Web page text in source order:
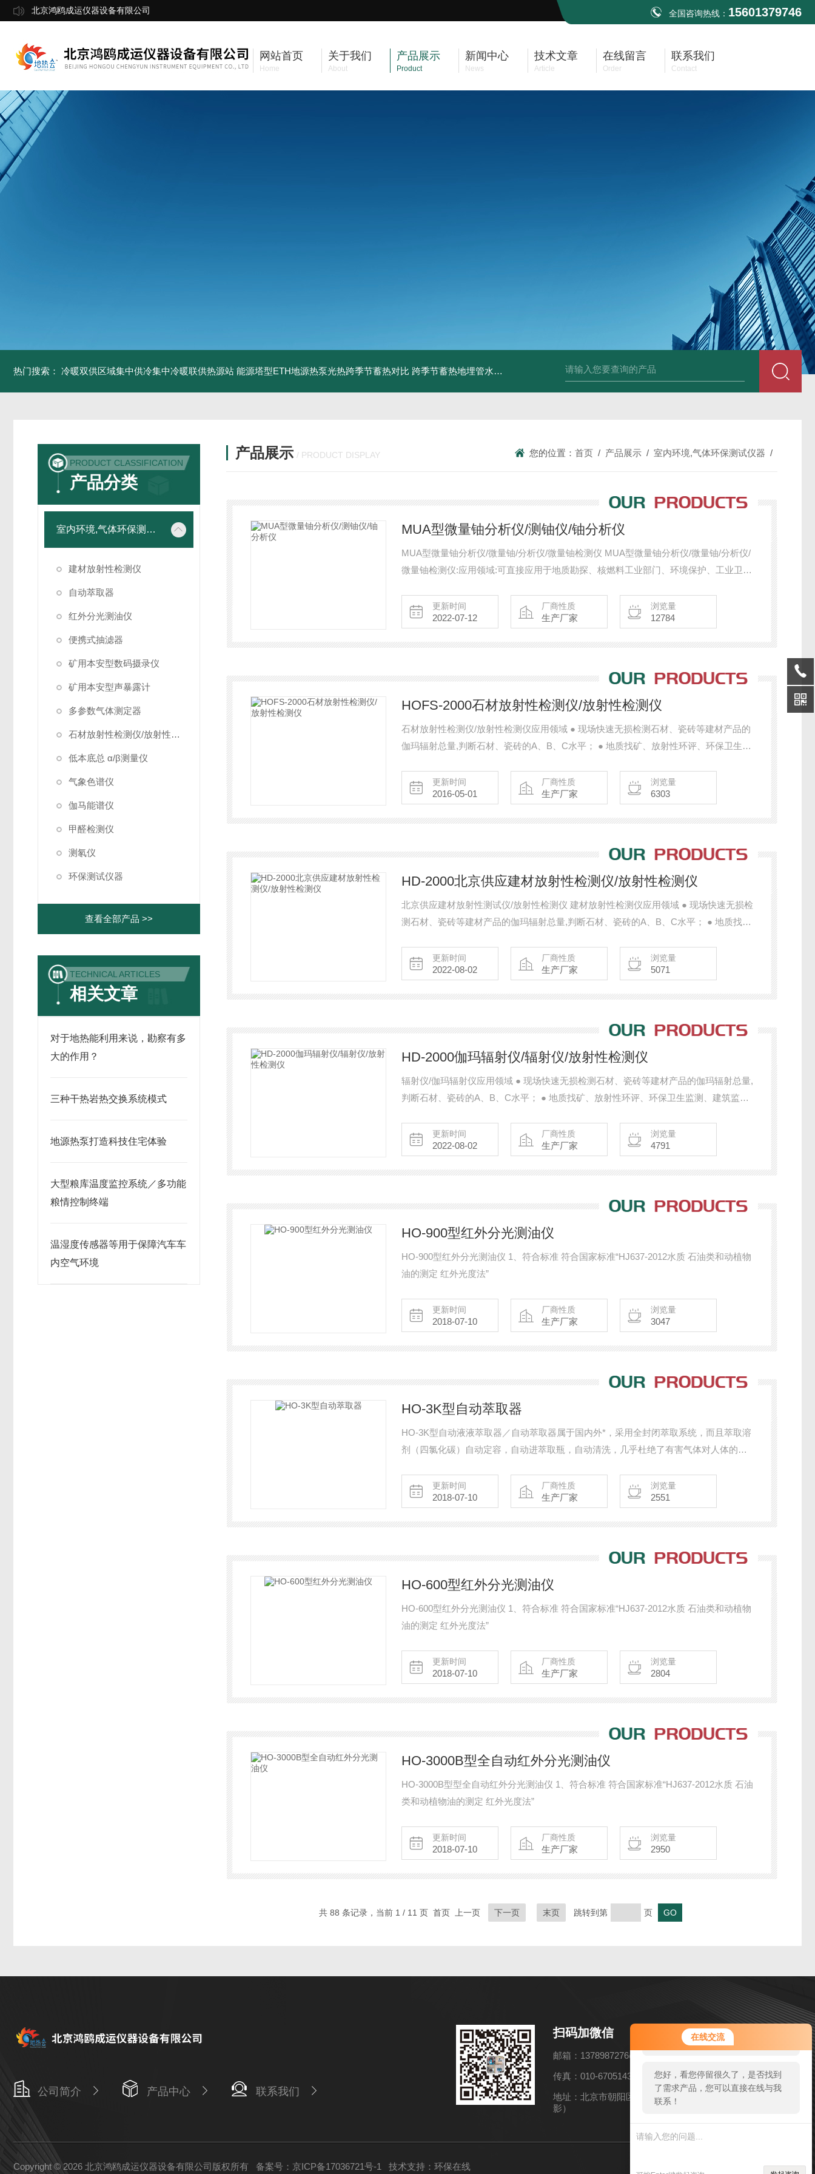
在线交流
您好！欢迎前来咨询，很高兴为您
服务，请问您要咨询什么问题呢？
您好，看您停留很久了，是否找到
了需求产品，您可以直接在线与我
联系！
北京鸿鸥成运仪器设备有限公司 全国咨询热线： 15601379746
网站首页
Home
关于我们
About
产品展示
Product
新闻中心
News
技术文章
Article
在线留言
Order
联系我们
Contact
热门搜索： 冷暖双供区域集中供冷集中冷暖联供热源站 能源塔型ETH地源热泵光热跨季节蓄热对比 跨季节蓄热地埋管水池湖面储热技术研究对比 中深浅层地源热泵空调系统运行故障诊断修复 冷暖双
PRODUCT CLASSIFICATION
产品分类
室内环境,气体环保测试仪器
建材放射性检测仪
自动萃取器
红外分光测油仪
便携式抽滤器
矿用本安型数码摄录仪
矿用本安型声暴露计
多参数气体测定器
石材放射性检测仪/放射性检测仪
低本底总 α/β测量仪
气象色谱仪
伽马能谱仪
甲醛检测仪
测氡仪
环保测试仪器
查看全部产品 >>
TECHNICAL ARTICLES
相关文章
对于地热能利用来说，勘察有多
大的作用？
三种干热岩热交换系统模式
地源热泵打造科技住宅体验
大型粮库温度监控系统／多功能
粮情控制终端
温湿度传感器等用于保障汽车车
内空气环境
产品展示 / PRODUCT DISPLAY 您的位置： 首页 / 产品展示 / 室内环境,气体环保测试仪器 /
MUA型微量铀分析仪/测铀仪/铀分析仪
MUA型微量铀分析仪/微量铀/分析仪/微量铀检测仪 MUA型微量铀分析仪/微量铀/分析仪/
微量铀检测仪:应用领域:可直接应用于地质勘探、核燃料工业部门、环境保护、工业卫
仪/测铀仪/微量铀检测仪/微量铀测定仪
更新时间
2022-07-12
厂商性质
生产厂家
浏览量
12784
HOFS-2000石材放射性检测仪/放射性检测仪
石材放射性检测仪/放射性检测仪应用领域 ● 现场快速无损检测石材、瓷砖等建材产品的
伽玛辐射总量,判断石材、瓷砖的A、B、C水平； ● 地质找矿、放射性环评、环保卫生监
更新时间
2016-05-01
厂商性质
生产厂家
浏览量
6303
HD-2000北京供应建材放射性检测仪/放射性检测仪
北京供应建材放射性测试仪/放射性检测仪 建材放射性检测仪应用领域 ● 现场快速无损检
测石材、瓷砖等建材产品的伽玛辐射总量,判断石材、瓷砖的A、B、C水平； ● 地质找
更新时间
2022-08-02
厂商性质
生产厂家
浏览量
5071
HD-2000伽玛辐射仪/辐射仪/放射性检测仪
辐射仪/伽玛辐射仪应用领域 ● 现场快速无损检测石材、瓷砖等建材产品的伽玛辐射总量,
判断石材、瓷砖的A、B、C水平； ● 地质找矿、放射性环评、环保卫生监测、建筑监理
测仪/建材放射性测试仪/放射性检测仪
更新时间
2022-08-02
厂商性质
生产厂家
浏览量
4791
HO-900型红外分光测油仪
HO-900型红外分光测油仪 1、符合标准 符合国家标准“HJ637-2012水质 石油类和动植物
油的测定 红外光度法”
更新时间
2018-07-10
厂商性质
生产厂家
浏览量
3047
HO-3K型自动萃取器
HO-3K型自动液液萃取器／自动萃取器属于国内外*，采用全封闭萃取系统，而且萃取溶
剂（四氯化碳）自动定容，自动进萃取瓶，自动清洗，几乎杜绝了有害气体对人体的伤
更新时间
2018-07-10
厂商性质
生产厂家
浏览量
2551
HO-600型红外分光测油仪
HO-600型红外分光测油仪 1、符合标准 符合国家标准“HJ637-2012水质 石油类和动植物
油的测定 红外光度法”
更新时间
2018-07-10
厂商性质
生产厂家
浏览量
2804
HO-3000B型全自动红外分光测油仪
HO-3000B型型全自动红外分光测油仪 1、符合标准 符合国家标准“HJ637-2012水质 石油
类和动植物油的测定 红外光度法”
更新时间
2018-07-10
厂商性质
生产厂家
浏览量
2950
共 88 条记录，当前 1 / 11 页 首页 上一页 下一页 末页 跳转到第 页
公司简介 产品中心 联系我们
扫码加微信
邮箱：1378987276@qq.com
传真：010-67051434
地址：北京市朝阳区高碑店乡北花园村6号（近韩国慕色摄
影）
Copyright © 2026 北京鸿鸥成运仪器设备有限公司版权所有 备案号：京ICP备17036721号-1 技术支持： 环保在线 管理登陆